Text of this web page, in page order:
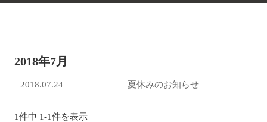
2018年7月
2018.07.24 夏休みのお知らせ
1件中 1-1件を表示